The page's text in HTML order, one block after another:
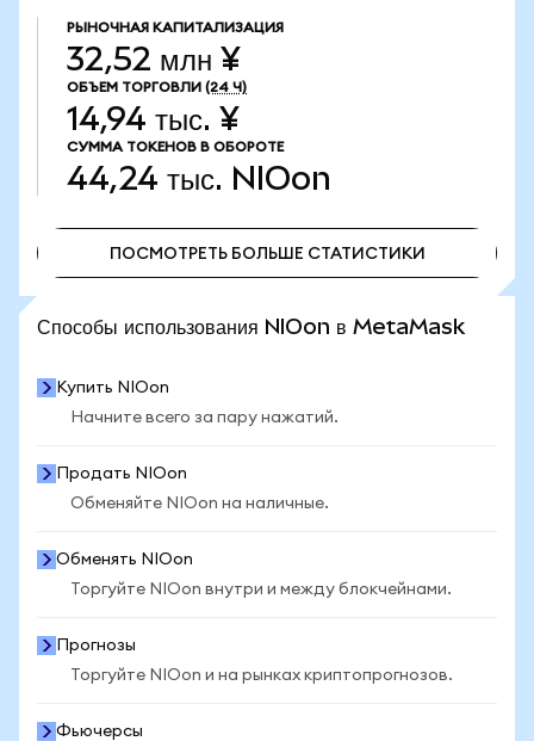
РЫНОЧНАЯ КАПИТАЛИЗАЦИЯ
32,52 млн ¥
ОБЪЕМ ТОРГОВЛИ (24 Ч)
14,94 тыс. ¥
СУММА ТОКЕНОВ В ОБОРОТЕ
44,24 тыс. NIOon
ПОСМОТРЕТЬ БОЛЬШЕ СТАТИСТИКИ
Способы использования NIOon в MetaMask
Купить NIOon
Начните всего за пару нажатий.
Продать NIOon
Обменяйте NIOon на наличные.
Обменять NIOon
Торгуйте NIOon внутри и между блокчейнами.
Прогнозы
Торгуйте NIOon и на рынках криптопрогнозов.
Фьючерсы